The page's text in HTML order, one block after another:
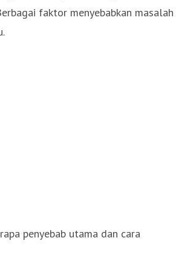
faktor menyebabkan masalah
penyebab utama dan cara